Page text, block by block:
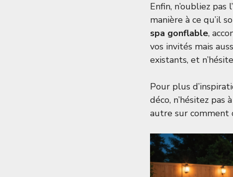
Enfin, n’oubliez pas
manière à ce qu’il
spa gonflable,
vos invités mais
existants, et
Pour plus
déco, n’hésitez
autre sur comment